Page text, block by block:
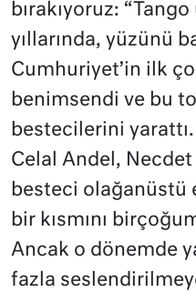
bırakıyoruz:
yıllarında, yüzünü
Cumhuriyet’in ilk
benimsendi ve bu
bestecilerini
Celal Andel,
besteci olağanüstü
bir kısmını
Ancak o dönemde
fazla